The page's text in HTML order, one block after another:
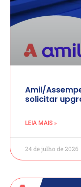
Amil/
solicitar
LEIA MAIS »
24 de julho de 2026